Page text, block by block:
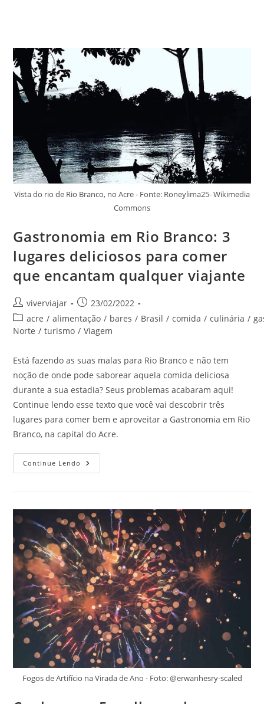
Vista do rio de Rio Branco, no Acre - Fonte: Roneylima25- Wikimedia
Commons
Gastronomia em Rio Branco: 3
lugares deliciosos para comer
que encantam qualquer viajante
Autor
do
post:
viverviajar
Post
publicado:
23/02/2022
Categoria
do
acre / alimentação / bares / Brasil / comida / culinária /
Norte / turismo / Viagem
Está fazendo as suas malas para Rio Branco e não tem
noção de onde pode saborear aquela comida deliciosa
durante a sua estadia? Seus problemas acabaram aqui!
Continue lendo esse texto que você vai descobrir três
lugares para comer bem e aproveitar a Gastronomia em Rio
Branco, na capital do Acre.
Continue Lendo Gastronomia
Em
Deliciosos
Para
Comer
Que
Encantam
Qualquer
Viajante
Fogos de Artifício na Virada de Ano - Foto: @erwanhesry-scaled